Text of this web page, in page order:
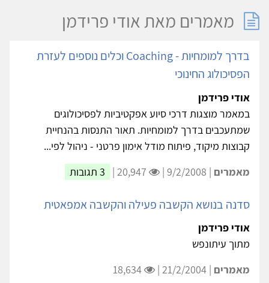
מאמרים מאת אודי פרידמן
בדרך למומחיות - Coaching וכלים נוספים לעזרת
הפסיכולוג החינוכי
אודי פרידמן
במאמר מוצגות דרכי סיוע אפקטיביות לפסיכולוגים
שמתעכבים בדרך למומחיות. תאור התנסות בהנחיית
קבוצות מיקוד, פיתוח מודל אימון פרטני - ניהול לפי...
מאמרים | 9/2/2008 | 3 תגובות
סדנה בנושא הקשבה פעילה והקשבה אמפאטית
אודי פרידמן
מתוך עיתונפש
מאמרים | 21/2/2004 |